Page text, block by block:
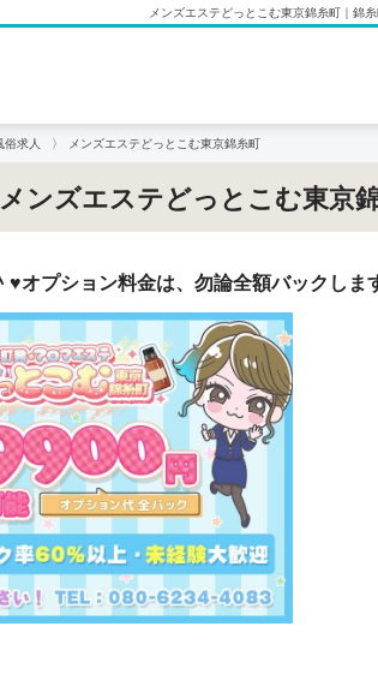
メンズエステどっとこむ東京錦糸町｜錦
俗求人 メンズエステどっとこむ東京錦糸町
ンズエステどっとこむ東京
オプション料金は、勿論全額バックしま